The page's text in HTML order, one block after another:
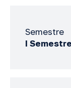
Semestre
I Semestre